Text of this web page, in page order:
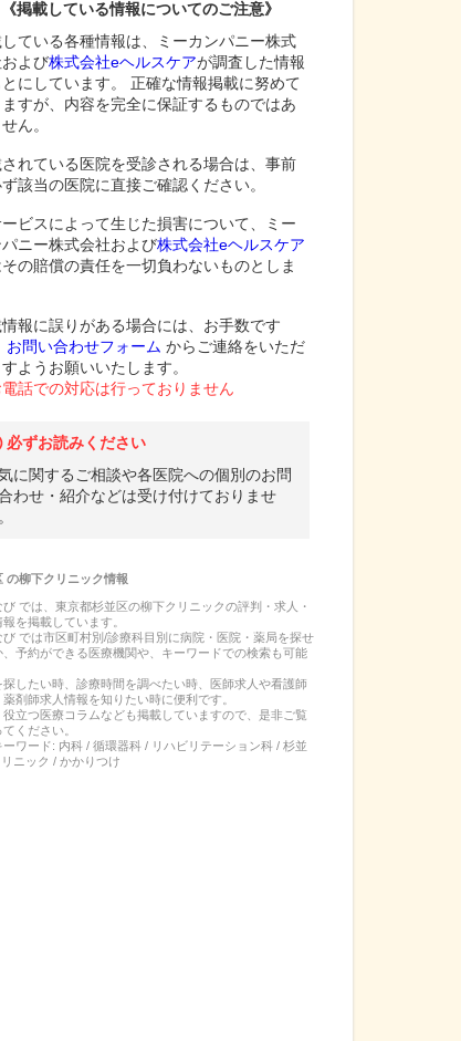
《掲載している情報についてのご注意》
ている各種情報は、ミーカンパニー株式
よび株式会社eヘルスケアが調査した情報
にしています。 正確な情報掲載に努めて
すが、内容を完全に保証するものではあ
ん。
れている医院を受診される場合は、事前
該当の医院に直接ご確認ください。
ビスによって生じた損害について、ミー
ニー株式会社および株式会社eヘルスケア
の賠償の責任を一切負わないものとしま
報に誤りがある場合には、お手数です
お問い合わせフォーム からご連絡をいただ
ようお願いいたします。
話での対応は行っておりません
必ずお読みください
に関するご相談や各医院への個別のお問
わせ・紹介などは受け付けておりませ
の柳下クリニック情報
では、 東京都杉並区の柳下クリニックの評判・求人・
報を掲載しています。
び では市区町村別/診療科目別に病院・医院・薬局を探せ
、予約ができる医療機関や、キーワードでの検索も可能
探したい時、診療時間を調べたい時、医師求人や看護師
剤師求人情報を知りたい時に便利です。
役立つ医療コラムなども掲載していますので、是非ご覧
ください。
ーワード: 内科 / 循環器科 / リハビリテーション科 / 杉並
リニック / かかりつけ